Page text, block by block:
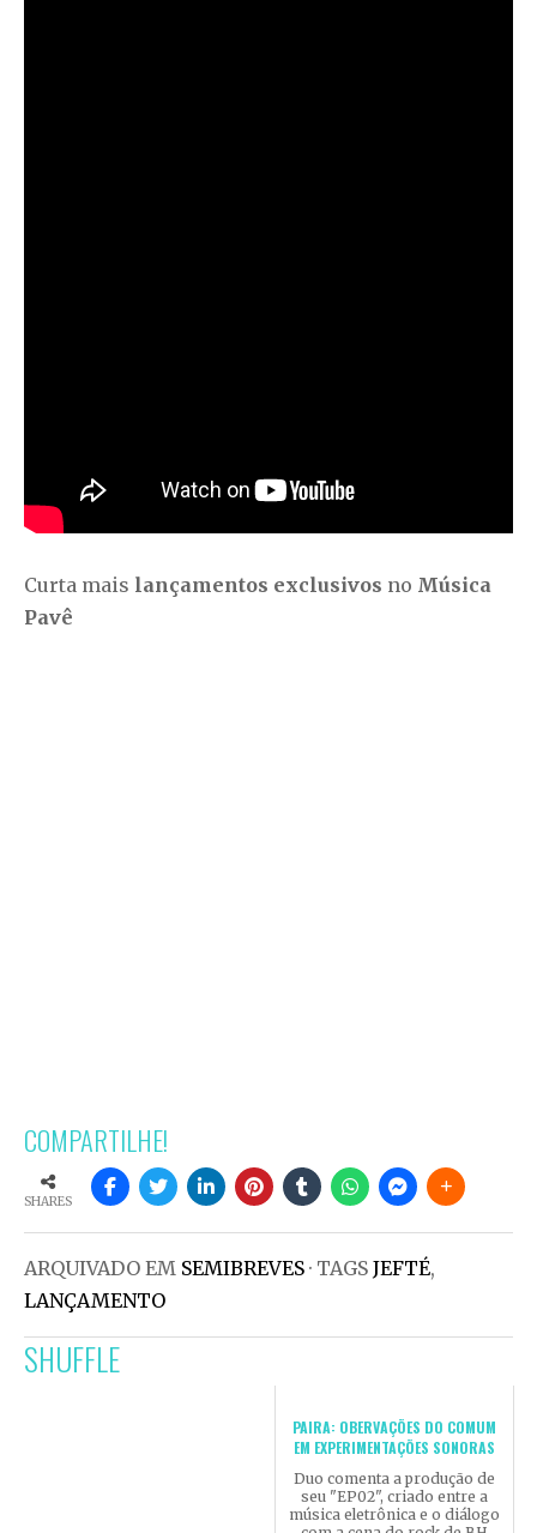
Curta mais lançamentos exclusivos no Música
Pavê
COMPARTILHE!
SHARES
ARQUIVADO EM SEMIBREVES · TAGS JEFTÉ,
LANÇAMENTO
SHUFFLE
PAIRA: OBERVAÇÕES DO COMUM
EM EXPERIMENTAÇÕES SONORAS
Duo comenta a produção de
seu "EP02", criado entre a
música eletrônica e o diálogo